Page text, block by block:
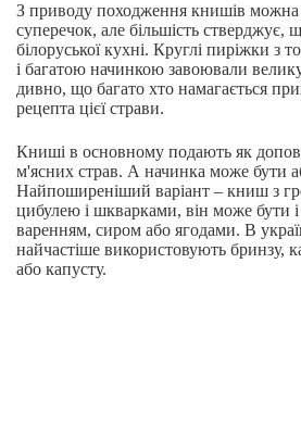
З приводу походження книшів можна
суперечок, але більшість стверджує,
білоруської кухні. Круглі пиріжки з
і багатою начинкою завоювали
дивно, що багато хто намагається
рецепта цієї страви.
Книші в основному подають як
м'ясних страв. А начинка може бути
Найпоширеніший варіант – книш з
цибулею і шкварками, він може бути
варенням, сиром або ягодами. В
найчастіше використовують бринзу,
або капусту.